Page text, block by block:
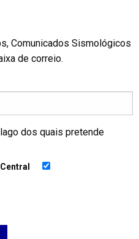
Comunicados Sismológicos
de correio.
dos quais pretende